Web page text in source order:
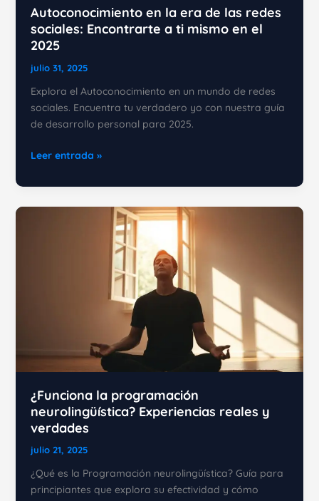
Autoconocimiento en la era de las redes
sociales: Encontrarte a ti mismo en el
2025
julio 31, 2025
Explora el Autoconocimiento en un mundo de redes
sociales. Encuentra tu verdadero yo con nuestra guía
de desarrollo personal para 2025.
Autoconocimiento
la
era
Leer entrada »
¿Funciona la programación
neurolingüística? Experiencias reales y
verdades
julio 21, 2025
¿Qué es la Programación neurolingüística? Guía para
principiantes que explora su efectividad y cómo